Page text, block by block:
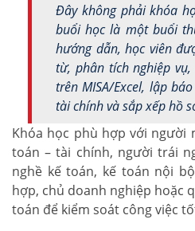
Đây không phải khóa
buổi học là một buổi
hướng dẫn, học viên
từ, phân tích nghiệp
trên MISA/Excel, lập
tài chính và sắp xếp hồ
Khóa học phù hợp với người
toán – tài chính, người trái
nghề kế toán, kế toán nội
hợp, chủ doanh nghiệp hoặc
toán để kiểm soát công việc